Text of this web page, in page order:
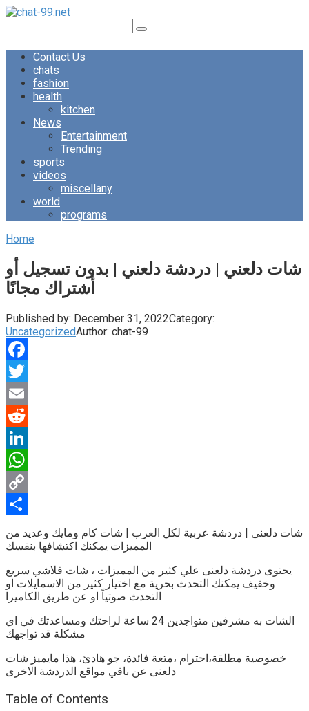
Skip
content
Contact Us
chats
fashion
health
kitchen
News
Entertainment
Trending
sports
videos
miscellany
world
programs
Home
شات دلعني | دردشة دلعني | بدون تسجيل أو
أشتراك مجانًا
Published by: December 31, 2022Category:
UncategorizedAuthor: chat-99
Facebook
Twitter
Email
Reddit
LinkedIn
WhatsApp
Copy
شات دلعنى | دردشة عربية لكل العرب | شات كام ومايك وعديد من
المميزات يمكنك اكتشافها بنفسك
يحتوى دردشة دلعنى علي كثير من المميزات ، شات فلاشي سريع
وخفيف يمكنك التحدث بحرية مع اختيار كثير من الاسمايلات او
التحدث صوتياً او عن طريق الكاميرا
الشات به مشرفين متواجدين 24 ساعة لراحتك ومساعدتك في اي
مشكلة قد تواجهك
خصوصية مطلقة،احترام ،متعة فائدة، جو هادئ، هذا مايميز شات
دلعنى عن باقي مواقع الدردشة الاخرى
Table of Contents